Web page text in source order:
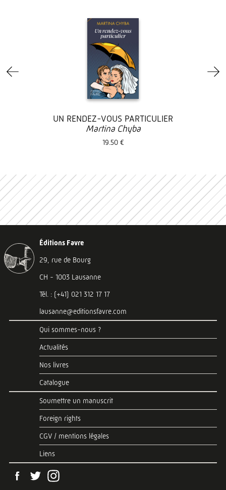
UN RENDEZ-VOUS PARTICULIER
Martina Chyba
19.50 €
Éditions Favre
29, rue de Bourg
CH - 1003 Lausanne
Tél. : (+41) 021 312 17 17
lausanne@editionsfavre.com
Qui sommes-nous ?
Actualités
Nos livres
Catalogue
Soumettre un manuscrit
Foreign rights
CGV / mentions légales
Liens